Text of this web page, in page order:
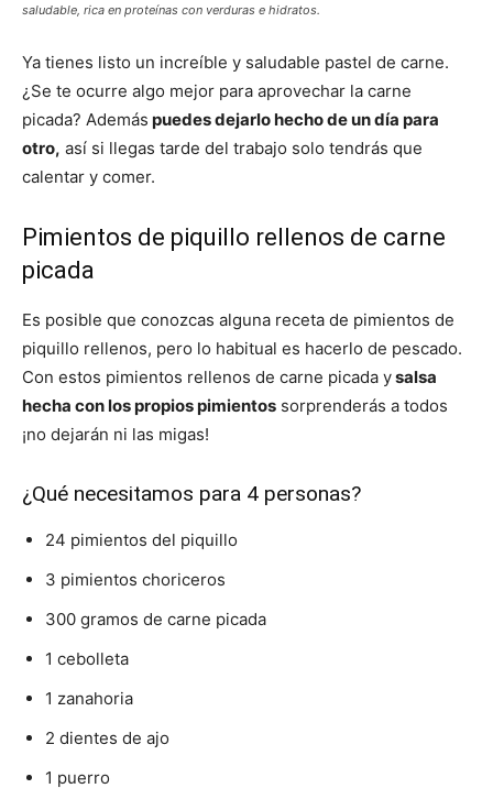
saludable, rica en proteínas con verduras e hidratos.
Ya tienes listo un increíble y saludable pastel de carne.
¿Se te ocurre algo mejor para aprovechar la carne
picada? Además puedes dejarlo hecho de un día para
otro, así si llegas tarde del trabajo solo tendrás que
calentar y comer.
Pimientos de piquillo rellenos de carne
picada
Es posible que conozcas alguna receta de pimientos de
piquillo rellenos, pero lo habitual es hacerlo de pescado.
Con estos pimientos rellenos de carne picada ysalsa
hecha con los propios pimientos sorprenderás a todos
¡no dejarán ni las migas!
¿Qué necesitamos para 4 personas?
24 pimientos del piquillo
3 pimientos choriceros
300 gramos de carne picada
1 cebolleta
1 zanahoria
2 dientes de ajo
1 puerro